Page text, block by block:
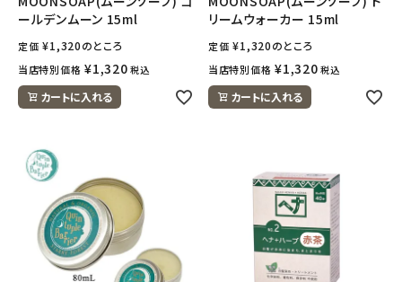
ールデンムーン 15ml
定価 ¥1,320のところ
当店特別価格 ¥1,320 税込
カートに入れる
リームウォーカー 15ml
定価 ¥1,320のところ
当店特別価格 ¥1,320 税込
カートに入れる